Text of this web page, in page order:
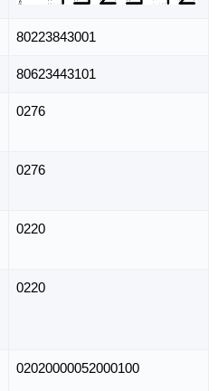
80223843001
80623443101
0276
0276
0220
0220
02020000052000100